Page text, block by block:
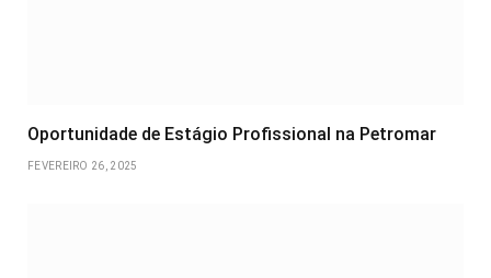
Oportunidade de Estágio Profissional na Petromar
FEVEREIRO 26, 2025